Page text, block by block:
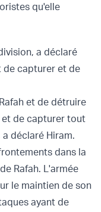
qu'elle
a déclaré
de capturer et de
et de détruire
de capturer tout
déclaré Hiram.
dans la
Rafah. L'armée
le maintien de son
ayant de